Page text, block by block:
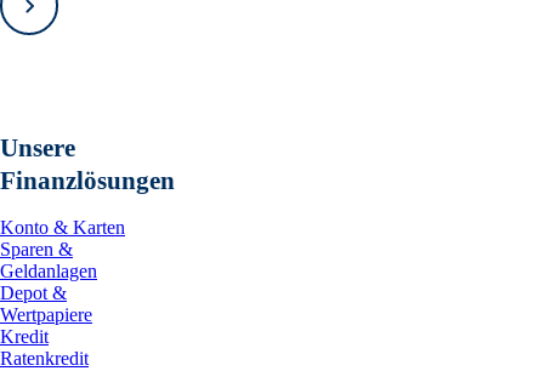
Vorwärts
Unsere
Finanzlösungen
Konto & Karten
Sparen &
Geldanlagen
Depot &
Wertpapiere
Kredit
Ratenkredit